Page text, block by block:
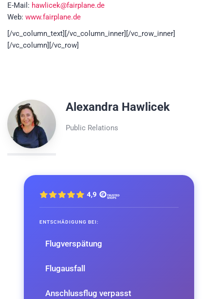
E-Mail: hawlicek@fairplane.de
Web: www.fairplane.de
[/vc_column_text][/vc_column_inner][/vc_row_inner]
[/vc_column][/vc_row]
Alexandra Hawlicek
Public Relations
ENTSCHÄDIGUNG BEI:
Flugverspätung
Flugausfall
Anschlussflug verpasst